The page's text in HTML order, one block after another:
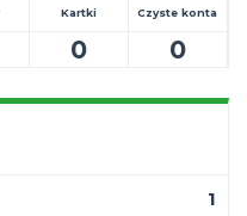
Kartki
0
Czyste konta
0
1